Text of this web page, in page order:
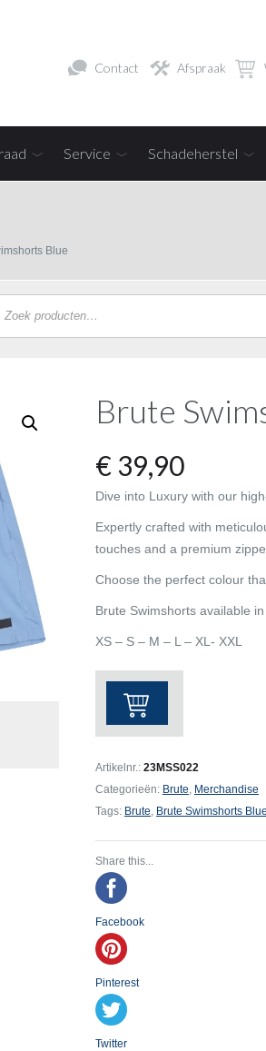
Contact Afspraak
Service Schadeherstel
Blue
Brute
€39,90
Dive into Luxury with our
Expertly crafted with
touches and a premium
Choose the perfect colour
Brute Swimshorts available
XS – S – M – L – XL- XXL
Brute
Swimshorts
Blue
Artikelnr.: 23MSS022
Categorieën: Brute Merchandise
Tags: Brute Brute Swimshorts Blue
Share this...
Facebook
Pinterest
Twitter